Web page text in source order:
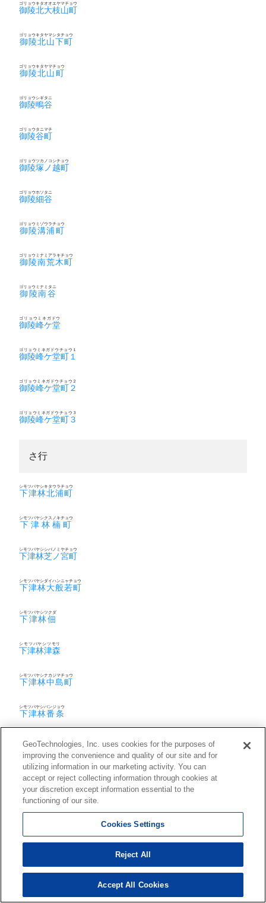
御陵北大枝山町
ゴリョウキタオオエヤマチョウ
御陵北山下町
ゴリョウキタヤマシタチョウ
御陵北山町
ゴリョウキタヤマチョウ
御陵鴫谷
ゴリョウシギタニ
御陵谷町
ゴリョウタニマチ
御陵塚ノ越町
ゴリョウツカノコシチョウ
御陵細谷
ゴリョウホソタニ
御陵溝浦町
ゴリョウミゾウラチョウ
御陵南荒木町
ゴリョウミナミアラキチョウ
御陵南谷
ゴリョウミナミタニ
御陵峰ケ堂
ゴリョウミネガドウ
御陵峰ケ堂町１
ゴリョウミネガドウチョウ１
御陵峰ケ堂町２
ゴリョウミネガドウチョウ２
御陵峰ケ堂町３
ゴリョウミネガドウチョウ３
さ行
下津林北浦町
シモツバヤシキタウラチョウ
下津林楠町
シモツバヤシクスノキチョウ
下津林芝ノ宮町
シモツバヤシシバノミヤチョウ
下津林大般若町
シモツバヤシダイハンニャチョウ
下津林佃
シモツバヤシツクダ
下津林津森
シモツバヤシツモリ
下津林中島町
シモツバヤシナカジマチョウ
下津林番条
シモツバヤシバンジョウ
下津林番条町
下津林東芝ノ宮町
シモツバヤシヒガシシバノミヤチョウ
下津林東大般若町
シモツバヤシヒガシダイハンニャチョウ
下津林前泓町
下津林水掛町
シモツバヤシミナミダイハンニャチョウ
GeoTechnologies, Inc. uses cookies for the purposes of
improving the convenience and quality of our site and for
utilizing information in our marketing activity. You can
accept or reject collecting information through cookies at
your discretion except information essential to the
functioning of our site.
Cookies Settings
Reject All
Accept All Cookies